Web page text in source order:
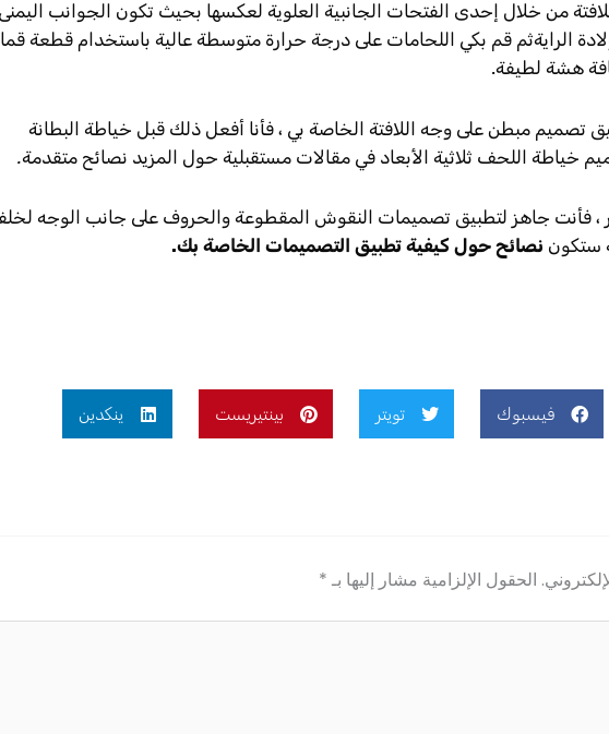
من خلال إحدى الفتحات الجانبية العلوية لعكسها بحيث تكون الجوانب اليمنى
الرايةثم قم بكي اللحامات على درجة حرارة متوسطة عالية باستخدام قطعة
هشة لطيفة.
تصميم مبطن على وجه اللافتة الخاصة بي ، فأنا أفعل ذلك قبل خياطة البطانة
خياطة اللحف ثلاثية الأبعاد في مقالات مستقبلية حول المزيد نصائح متقدمة.
، فأنت جاهز لتطبيق تصميمات النقوش المقطوعة والحروف على جانب الوجه
ستكون نصائح حول كيفية تطبيق التصميمات الخاصة بك.
فيسبوك تويتر بينتيريست ينكدين
الحقول الإلزامية مشار إليها بـ *